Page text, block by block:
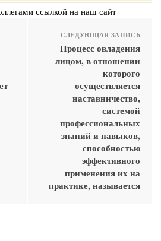
ссылкой на наш сайт
СЛЕДУЮЩАЯ ЗАПИСЬ
Процесс овладения
лицом, в отношении
которого
осуществляется
наставничество,
системой
профессиональных
знаний и навыков,
способностью
эффективного
применения их на
практике, называется